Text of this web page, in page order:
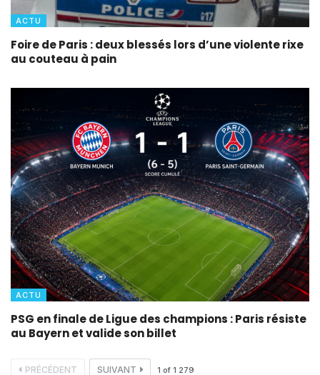
ACTU
Foire de Paris : deux blessés lors d’une violente rixe
au couteau à pain
ACTU
PSG en finale de Ligue des champions : Paris résiste
au Bayern et valide son billet
PRÉCÉDENT SUIVANT 1 of 1 279